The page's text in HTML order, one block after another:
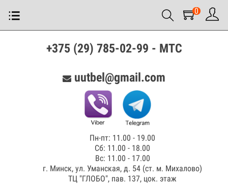
0
+375 (29) 785-02-99 - МТС
uutbel@gmail.com
Пн-пт: 11.00 - 19.00
Сб: 11.00 - 18.00
Вс: 11.00 - 17.00
г. Минск, ул. Уманская, д. 54 (ст. м. Михалово)
ТЦ "ГЛОБО", пав. 137, цок. этаж